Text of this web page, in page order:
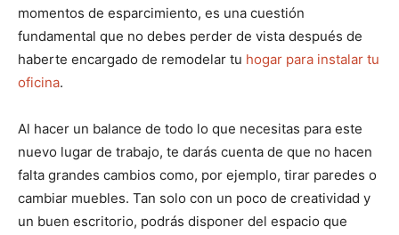
momentos de esparcimiento, es una cuestión
fundamental que no debes perder de vista después de
haberte encargado de remodelar tu hogar para instalar tu
oficina.
Al hacer un balance de todo lo que necesitas para este
nuevo lugar de trabajo, te darás cuenta de que no hacen
falta grandes cambios como, por ejemplo, tirar paredes o
cambiar muebles. Tan solo con un poco de creatividad y
un buen escritorio, podrás disponer del espacio que